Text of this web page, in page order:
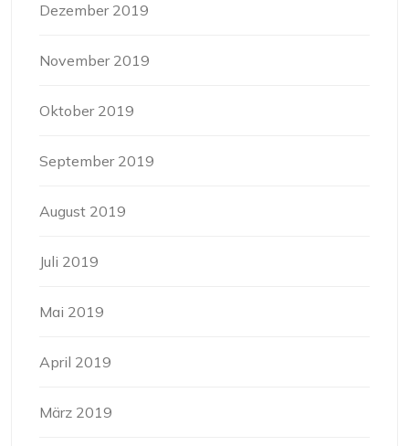
Dezember 2019
November 2019
Oktober 2019
September 2019
August 2019
Juli 2019
Mai 2019
April 2019
März 2019